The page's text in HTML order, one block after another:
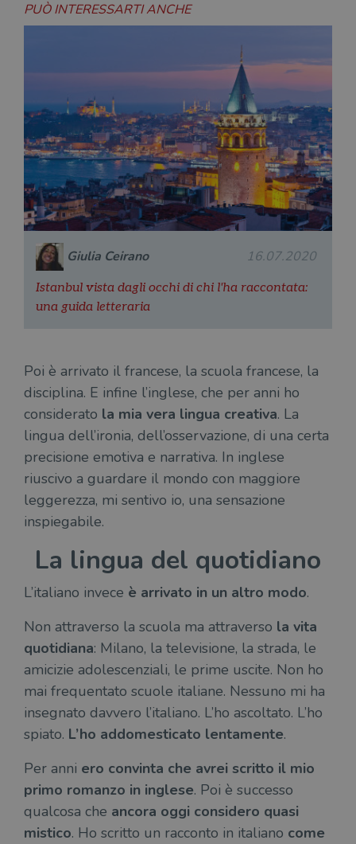
PUÒ INTERESSARTI ANCHE
Giulia Ceirano 16.07.2020
Istanbul vista dagli occhi di chi l'ha raccontata:
una guida letteraria
Poi è arrivato il francese, la scuola francese, la
disciplina. E infine l’inglese, che per anni ho
considerato la mia vera lingua creativa. La
lingua dell’ironia, dell’osservazione, di una certa
precisione emotiva e narrativa. In inglese
riuscivo a guardare il mondo con maggiore
leggerezza, mi sentivo io, una sensazione
inspiegabile.
La lingua del quotidiano
L’italiano invece è arrivato in un altro modo.
Non attraverso la scuola ma attraverso la vita
quotidiana: Milano, la televisione, la strada, le
amicizie adolescenziali, le prime uscite. Non ho
mai frequentato scuole italiane. Nessuno mi ha
insegnato davvero l’italiano. L’ho ascoltato. L’ho
spiato. L’ho addomesticato lentamente.
Per anni ero convinta che avrei scritto il mio
primo romanzo in inglese. Poi è successo
qualcosa che ancora oggi considero quasi
mistico. Ho scritto un racconto in italiano come